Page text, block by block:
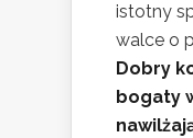
istotny
walce o
Dobry
bogaty